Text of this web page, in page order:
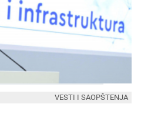
VESTI I SAOPŠTENJA